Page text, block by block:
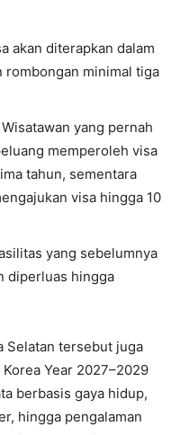
akan diterapkan dalam
rombongan minimal tiga
yang pernah
memperoleh visa
tahun, sementara
visa hingga 10
yang sebelumnya
diperluas hingga
Selatan tersebut juga
Year 2027–2029
berbasis gaya hidup,
hingga pengalaman